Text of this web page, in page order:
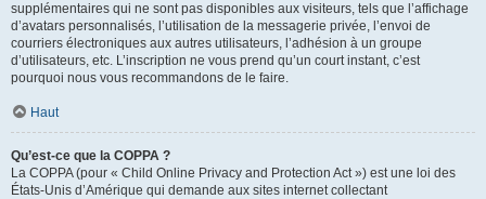
supplémentaires qui ne sont pas disponibles aux visiteurs, tels que l’affichage
d’avatars personnalisés, l’utilisation de la messagerie privée, l’envoi de
courriers électroniques aux autres utilisateurs, l’adhésion à un groupe
d’utilisateurs, etc. L’inscription ne vous prend qu’un court instant, c’est
pourquoi nous vous recommandons de le faire.
Haut
Qu’est-ce que la COPPA ?
La COPPA (pour « Child Online Privacy and Protection Act ») est une loi des
États-Unis d’Amérique qui demande aux sites internet collectant